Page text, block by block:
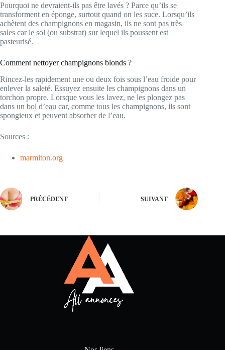
Pourquoi ne devraient-ils pas être lavés ? Parce qu’ils se
transforment en éponge, surtout quand on les suce. Lorsqu’ils
achètent des champignons en magasin, ils ne sont pas très
sales car le sol (ou substrat) sur lequel ils poussent est
pasteurisé.
Comment nettoyer champignons blonds ?
Rincez-les rapidement une ou deux fois sous l’eau froide pour
enlever la saleté. Essuyez ensuite les champignons dans un
torchon propre. Lorsque vous les lavez, ne les plongez pas
dans un bol d’eau car, comme tous les champignons, ils sont
spongieux et peuvent absorber de l’eau.
Sources :
marmiton.org
PRÉCÉDENT SUIVANT